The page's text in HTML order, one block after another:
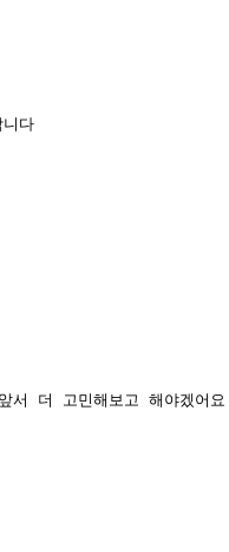
다
서 더 고민해보고 해야겠어